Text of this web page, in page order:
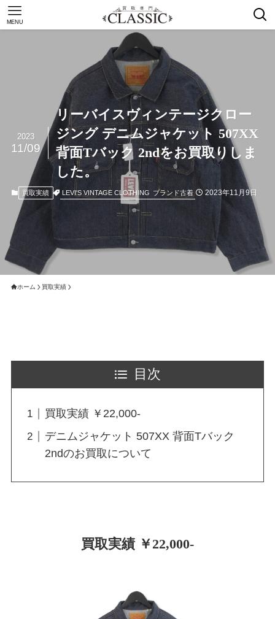
MENU
リーバイスヴィンテージクロー
ジング デニムジャケット 507XX
背面Tバック 2ndをお買取りしま
した。
2023
11/09
買取実績 LEVI'S VINTAGE CLOTHING ブランド古着 2023年11月9日
ホーム 買取実績
目次
買取実績 ￥22,000-
デニムジャケット 507XX 背面Tバック
2ndのお買取について
買取実績 ￥22,000-